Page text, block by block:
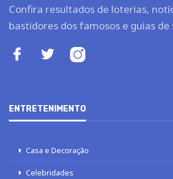
Confira resultados de loterias,
bastidores dos famosos e guias de
ENTRETENIMENTO
Casa e Decoração
Celebridades